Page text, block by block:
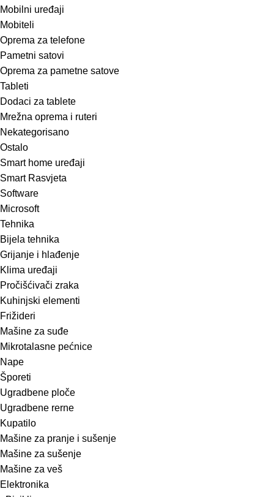
Mobilni uređaji
Mobiteli
Oprema za telefone
Pametni satovi
Oprema za pametne satove
Tableti
Dodaci za tablete
Mrežna oprema i ruteri
Nekategorisano
Ostalo
Smart home uređaji
Smart Rasvjeta
Software
Microsoft
Tehnika
Bijela tehnika
Grijanje i hlađenje
Klima uređaji
Pročišćivači zraka
Kuhinjski elementi
Frižideri
Mašine za suđe
Mikrotalasne pećnice
Nape
Šporeti
Ugradbene ploče
Ugradbene rerne
Kupatilo
Mašine za pranje i sušenje
Mašine za sušenje
Mašine za veš
Elektronika